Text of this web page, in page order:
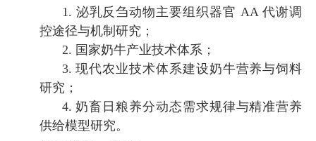
1. 泌乳反刍动物主要组织器官 AA代谢调
控途径与机制研究；
2. 国家奶牛产业技术体系；
3.现代农业技术体系建设奶牛营养与饲料
研究；
4.奶畜日粮养分动态需求规律与精准营养
供给模型研究。